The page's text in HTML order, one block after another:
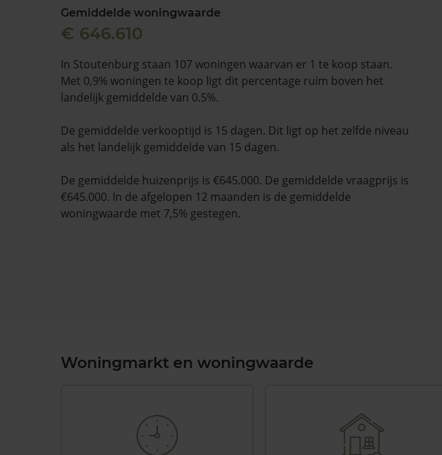
Gemiddelde woningwaarde
€ 646.610
In Stoutenburg staan 107 woningen waarvan er 1 te koop staan.
Met 0,9% woningen te koop ligt dit percentage ruim boven het
landelijk gemiddelde van 0.5%.
De gemiddelde verkooptijd is 15 dagen. Dit ligt op het zelfde niveau
als het landelijk gemiddelde van 15 dagen.
De gemiddelde huizenprijs is €645.000. De gemiddelde vraagprijs is
€645.000. In de afgelopen 12 maanden is de gemiddelde
woningwaarde met 7,5% gestegen.
Woningmarkt en woningwaarde